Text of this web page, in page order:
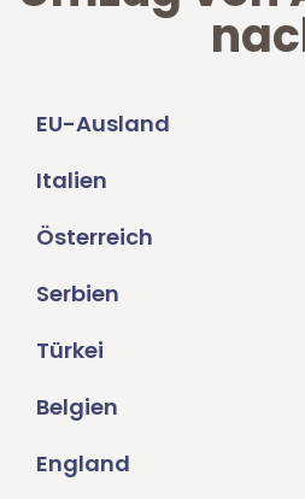
EU-Ausland
Italien
Österreich
Serbien
Türkei
Belgien
England